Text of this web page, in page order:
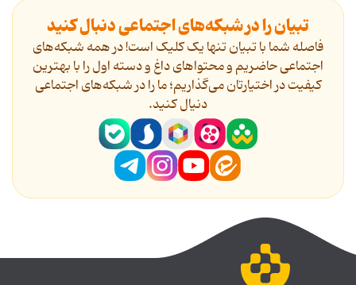
تبیان را در شبکه‌های اجتماعی دنبال کنید
فاصله شما با تبیان تنها یک کلیک است! در همه شبکه‌های
اجتماعی حاضریم و محتواهای داغ و دسته اول را با بهترین
کیفیت در اختیارتان می‌گذاریم؛ ما را در شبکه‌های اجتماعی
دنیال کنید.